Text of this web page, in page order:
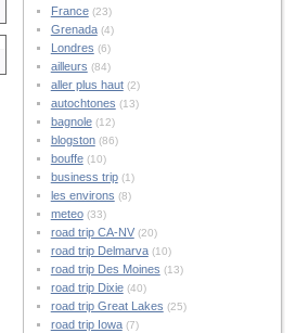
France(23)
Grenada(4)
Londres (6)
ailleurs (84)
aller plus haut(2)
autochtones (13)
bagnole(12)
blogston(86)
bouffe(10)
business trip(1)
les environs (8)
meteo(33)
road trip CA-NV(20)
road trip Delmarva(10)
road trip Des Moines (13)
road trip Dixie(40)
road trip Great Lakes (25)
road trip Iowa(7)